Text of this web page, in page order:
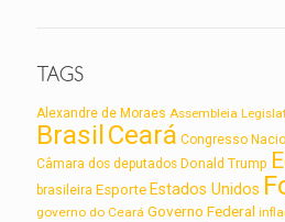
TAGS
Alexandre de Moraes Assembleia
BrasilCeará Congresso
Câmara dos deputados Donald Trump
brasileira Esporte Estados Unidos
governo do Ceará Governo Federal